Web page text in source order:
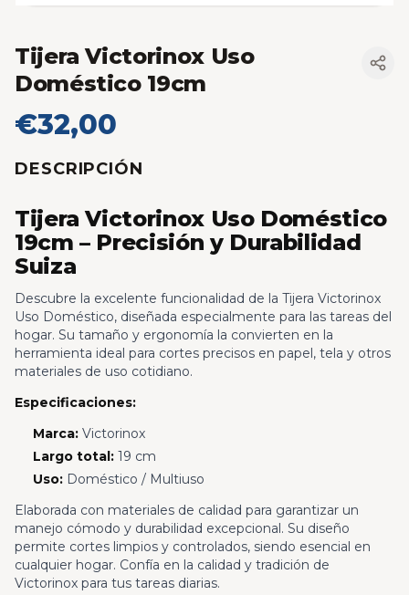
Tijera Victorinox Uso
Doméstico 19cm
€32,00
DESCRIPCIÓN
Tijera Victorinox Uso Doméstico
19cm – Precisión y Durabilidad
Suiza
Descubre la excelente funcionalidad de la Tijera Victorinox
Uso Doméstico, diseñada especialmente para las tareas del
hogar. Su tamaño y ergonomía la convierten en la
herramienta ideal para cortes precisos en papel, tela y otros
materiales de uso cotidiano.
Especificaciones:
Marca:Victorinox
Largo total:19 cm
Uso:Doméstico / Multiuso
Elaborada con materiales de calidad para garantizar un
manejo cómodo y durabilidad excepcional. Su diseño
permite cortes limpios y controlados, siendo esencial en
cualquier hogar. Confía en la calidad y tradición de
Victorinox para tus tareas diarias.